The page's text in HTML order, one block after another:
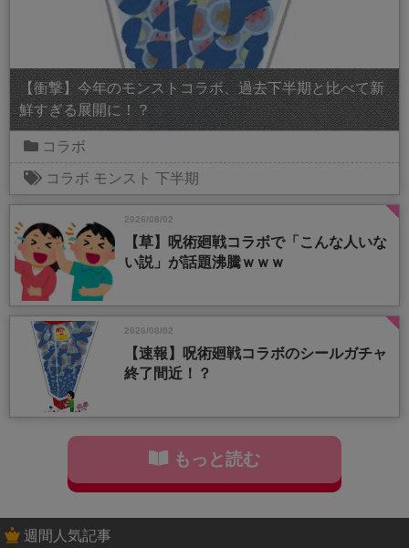
【衝撃】今年のモンストコラボ、過去下半期と比べて新
鮮すぎる展開に！？
コラボ
コラボ モンスト 下半期
2026/08/02
【草】呪術廻戦コラボで「こんな人いな
い説」が話題沸騰ｗｗｗ
2026/08/02
【速報】呪術廻戦コラボのシールガチャ
終了間近！？
もっと読む
週間人気記事